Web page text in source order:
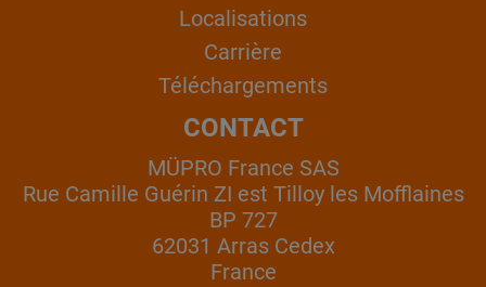
Localisations
Carrière
Téléchargements
CONTACT
MÜPRO France SAS
Rue Camille Guérin ZI est Tilloy les Mofflaines
BP 727
62031 Arras Cedex
France